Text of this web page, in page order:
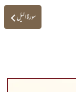
سورۃ الیل